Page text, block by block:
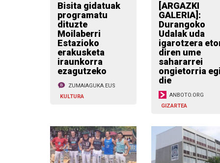
Bisita gidatuak
programatu
dituzte
Moilaberri
Estazioko
erakusketa
iraunkorra
ezagutzeko
ZUMAIAGUKA.EUS
KULTURA
[ARGAZKI
GALERIA]:
Durangoko
Udalak uda
igarotzera
diren ume
sahararrei
ongietorria
die
ANBOTO.ORG
GIZARTEA